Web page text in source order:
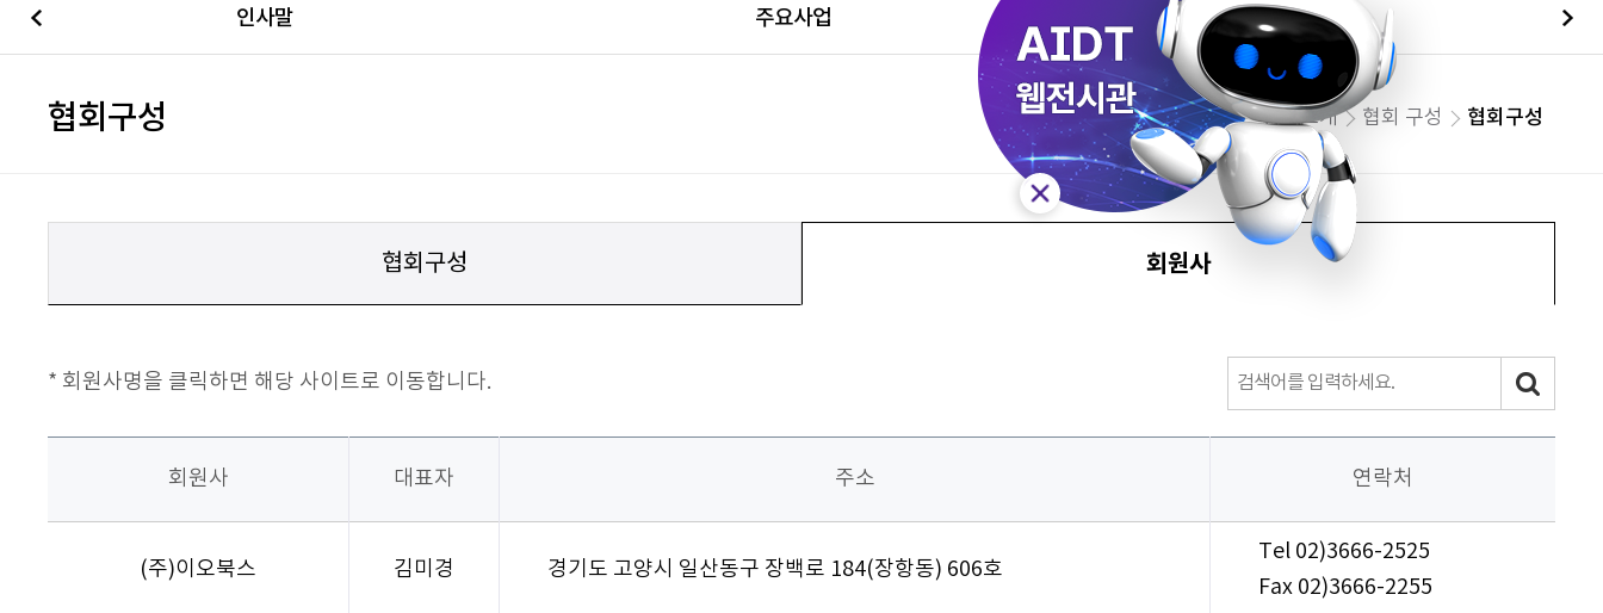
인사말 주요사업 협회 현황
협회구성 협회소개 협회 구성 협회구성
협회구성 회원사
* 회원사명을 클릭하면 해당 사이트로 이동합니다.
회원사 대표자 주소 연락처
(주)이오북스 김미경 경기도 고양시 일산동구 장백로 184(장항동) 606호
Tel 02)3666-2525
Fax 02)3666-2255